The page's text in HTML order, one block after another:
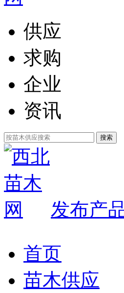
供应
求购
企业
资讯
发布产
首页
苗木供应